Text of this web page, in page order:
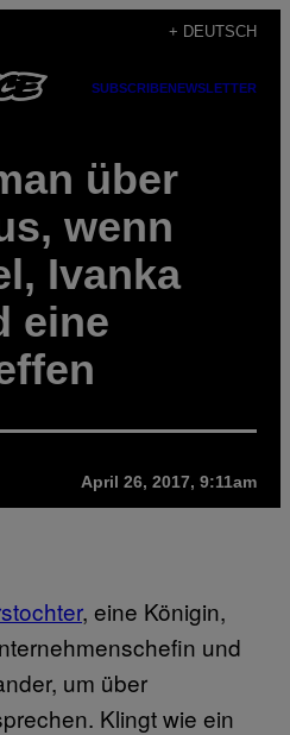
+ DEUTSCH
SUBSCRIBENEWSLETTER
über
wenn
Ivanka
eine
April 26, 2017, 9:11am
, eine Königin,
und
um über
Klingt wie ein